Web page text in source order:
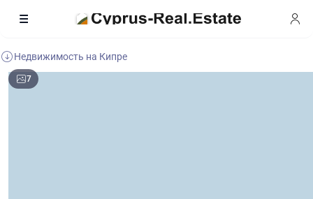
Недвижимость на Кипре
7